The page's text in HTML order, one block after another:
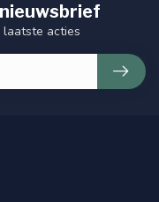
laatste acties